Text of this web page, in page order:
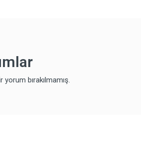
bırakılmamış.